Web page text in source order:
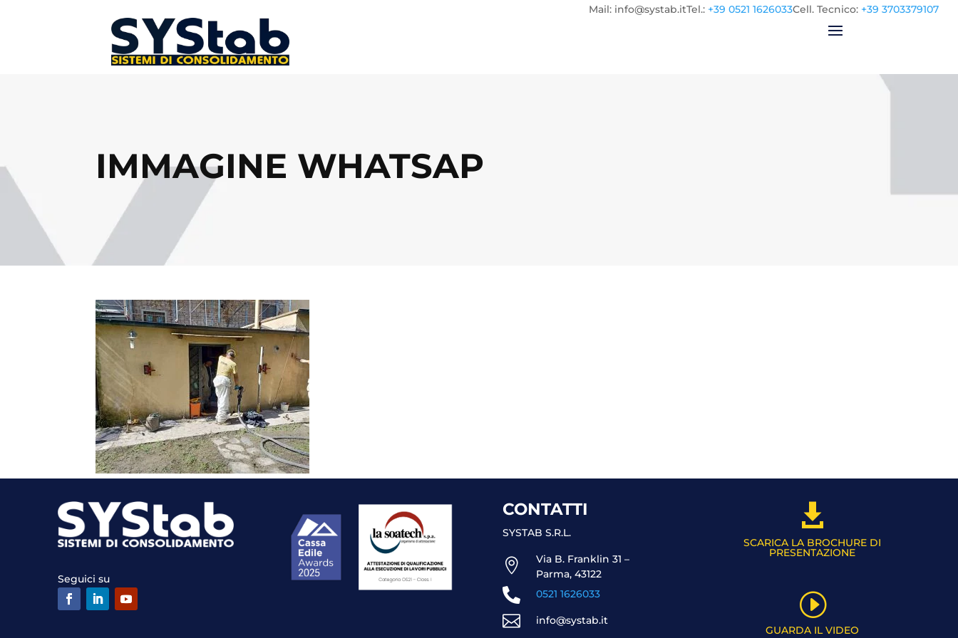
Cell. Tecnico: +39 3703379107
Tel.: +39 0521 1626033
Mail: info@systab.it
IMMAGINE WHATSAP
Seguici su
CONTATTI
SYSTAB S.R.L.

Via B. Franklin 31 –
Parma, 43122
 0521 1626033
 info@systab.it

SCARICA LA BROCHURE DI
PRESENTAZIONE
I
GUARDA IL VIDEO